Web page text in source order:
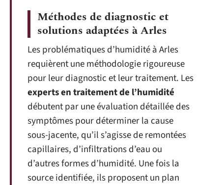
Méthodes de diagnostic et
solutions adaptées à Arles
Les problématiques d’humidité à Arles
requièrent une méthodologie rigoureuse
pour leur diagnostic et leur traitement. Les
experts en traitement de l’humidité
débutent par une évaluation détaillée des
symptômes pour déterminer la cause
sous-jacente, qu’il s’agisse de remontées
capillaires, d’infiltrations d’eau ou
d’autres formes d’humidité. Une fois la
source identifiée, ils proposent un plan